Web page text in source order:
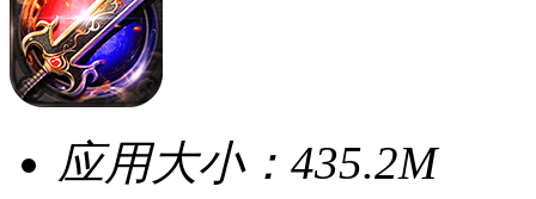
应用大小： 435.2M